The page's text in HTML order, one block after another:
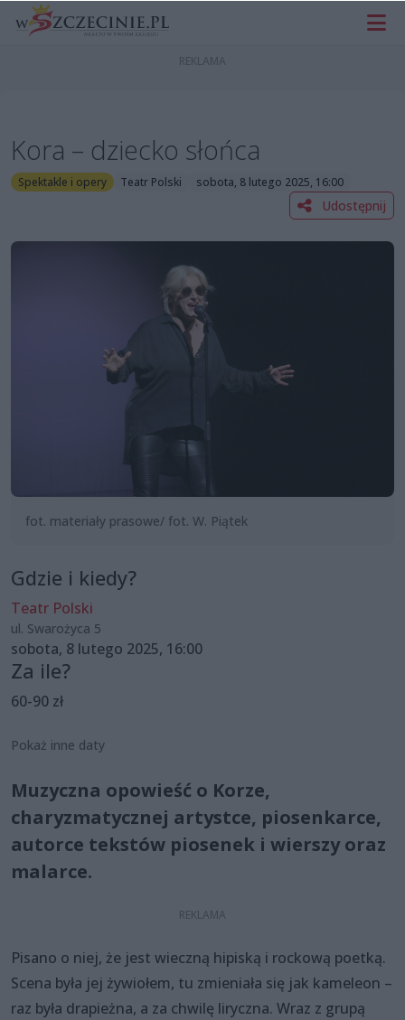
Kora – dziecko słońca
Spektakle i opery Teatr Polski sobota, 8 lutego 2025, 16:00
Udostępnij
fot. materiały prasowe/ fot. W. Piątek
Gdzie i kiedy?
Teatr Polski
ul. Swarożyca 5
sobota, 8 lutego 2025, 16:00
Za ile?
60-90 zł
Pokaż inne daty
Muzyczna opowieść o Korze,
charyzmatycznej artystce, piosenkarce,
autorce tekstów piosenek i wierszy oraz
malarce.
Pisano o niej, że jest wieczną hipiską i rockową poetką.
Scena była jej żywiołem, tu zmieniała się jak kameleon –
raz była drapieżna, a za chwilę liryczna. Wraz z grupą